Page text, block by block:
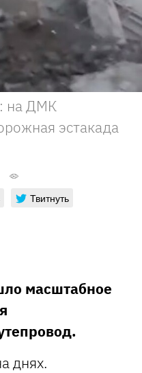
на ДМК
эстакада
Твитнуть
масштабное
днях.